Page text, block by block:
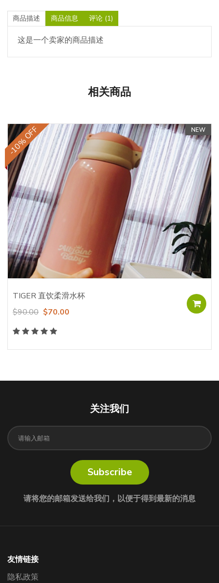
商品描述 商品信息 评论 (1)
这是一个卖家的商品描述
相关商品
NEW
-10% OFF
TIGER 直饮柔滑水杯
$90.00 $70.00
关注我们
Subscribe
请将您的邮箱发送给我们，以便于得到最新的消息
友情链接
隐私政策